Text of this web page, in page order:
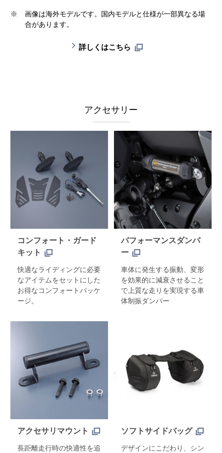
※
画像は海外モデルです。国内モデルと仕様が一部異なる場
合があります。
詳しくはこちら
アクセサリー
コンフォート・ガード
キット
快適なライディングに必要
なアイテムをセットにした
お得なコンフォートパッケ
ージ。
パフォーマンスダンパ
ー
車体に発生する振動、変形
を効果的に減衰させること
で上質な走りを実現する車
体制振ダンパー
アクセサリマウント
長距離走行時の快適性を追
ソフトサイドバッグ
デザインにこだわり、シン